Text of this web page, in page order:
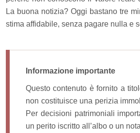
La buona notizia? Oggi bastano tre
stima affidabile, senza pagare nulla e
Informazione importante
Questo contenuto è fornito a
non costituisce una perizia
Per decisioni patrimoniali
un perito iscritto all’albo o un